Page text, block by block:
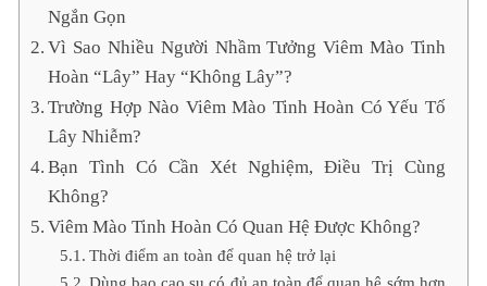
Ngắn Gọn
Vì Sao Nhiều Người Nhầm Tưởng Viêm Mào Tinh
Hoàn “Lây” Hay “Không Lây”?
Trường Hợp Nào Viêm Mào Tinh Hoàn Có Yếu Tố
Lây Nhiễm?
Bạn Tình Có Cần Xét Nghiệm, Điều Trị Cùng
Không?
Viêm Mào Tinh Hoàn Có Quan Hệ Được Không?
Thời điểm an toàn để quan hệ trở lại